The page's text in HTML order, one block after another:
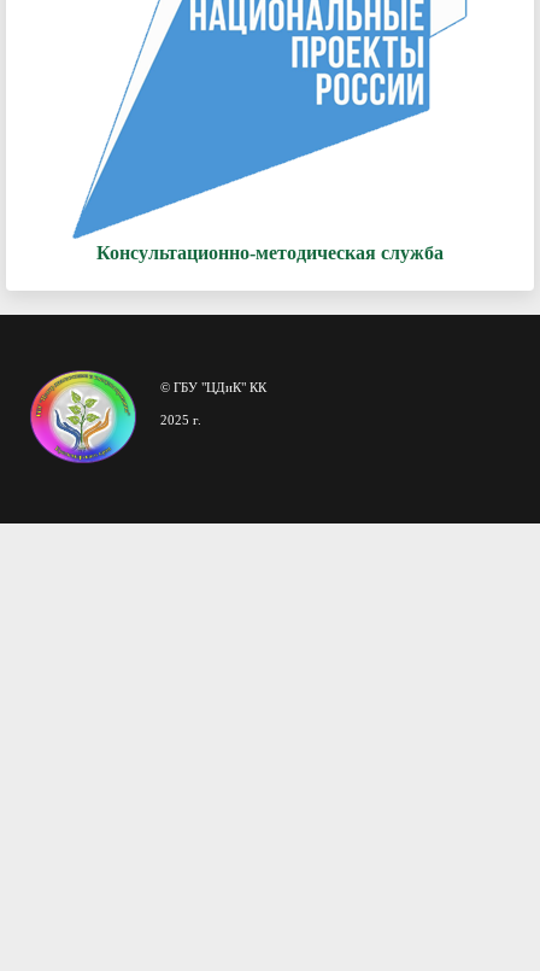
Консультационно-методическая служба
© ГБУ "ЦДиК" КК
2025 г.